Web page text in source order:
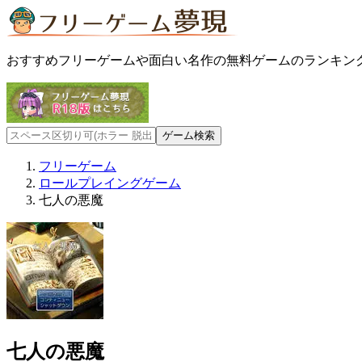
おすすめフリーゲームや面白い名作の無料ゲームのランキン
フリーゲーム
ロールプレイングゲーム
七人の悪魔
七人の悪魔